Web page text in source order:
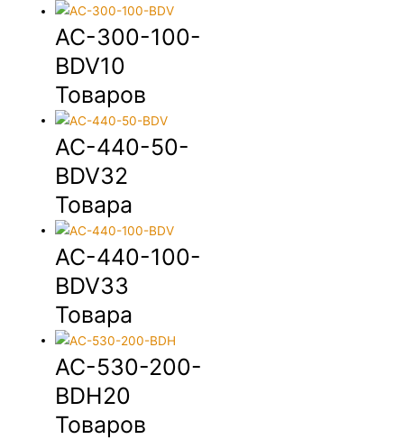
AC-300-100-
BDV10
Товаров
AC-440-50-
BDV32
Товара
AC-440-100-
BDV33
Товара
AC-530-200-
BDH20
Товаров